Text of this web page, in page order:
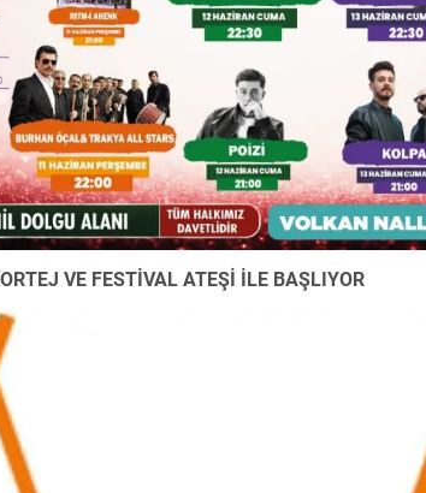
VE FESTİVAL ATEŞİ İLE BAŞLIYOR